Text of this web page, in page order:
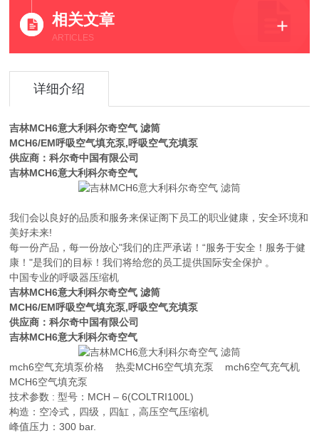
相关文章
ARTICLES
详细介绍
吉林MCH6意大利科尔奇空气 滤筒
MCH6/EM呼吸空气填充泵,呼吸空气充填泵
供应商：科尔奇中国有限公司
吉林MCH6意大利科尔奇空气
我们会以良好的品质和服务来保证阁下员工的职业健康，安全环境和
美好未来!
每一份产品，每一份放心"我们的庄严承诺！“服务于安全！服务于健
康！"是我们的目标！我们将给您的员工提供国际安全保护 。
中国专业的呼吸器压缩机
吉林MCH6意大利科尔奇空气 滤筒
MCH6/EM呼吸空气填充泵,呼吸空气充填泵
供应商：科尔奇中国有限公司
吉林MCH6意大利科尔奇空气
mch6空气充填泵价格 热卖MCH6空气填充泵 mch6空气充气机
MCH6空气填充泵
技术参数 : 型号：MCH – 6(COLTRI100L)
构造：空冷式，四级，四缸，高压空气压缩机
峰值压力：300 bar.